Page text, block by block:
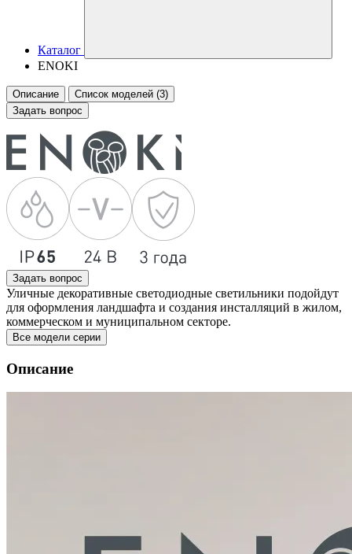
Каталог
ENOKI
Описание
Список моделей (3)
Задать вопрос
Задать вопрос
Уличные декоративные светодиодные светильники подойдут
для оформления ландшафта и создания инсталляций в жилом,
коммерческом и муниципальном секторе.
Все модели серии
Описание